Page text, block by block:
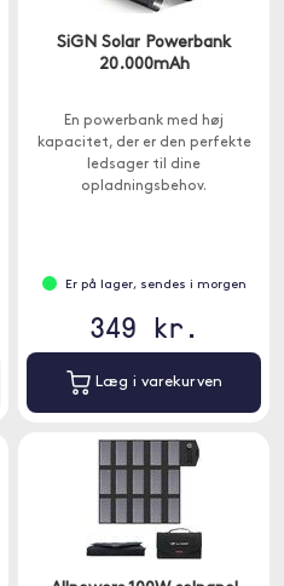
SiGN Solar Powerbank
20.000mAh
En powerbank med høj
kapacitet, der er den perfekte
ledsager til dine
opladningsbehov.
Er på lager, sendes i morgen
349 kr.
Læg i varekurven